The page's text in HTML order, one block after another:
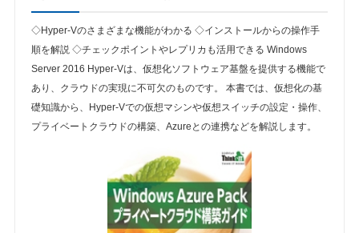
◇Hyper-Vのさまざまな機能がわかる ◇インストールからの操作手
順を解説 ◇チェックポイントやレプリカも活用できる Windows
Server 2016 Hyper-Vは、仮想化ソフトウェア基盤を提供する機能で
あり、クラウドの実現に不可欠のものです。 本書では、仮想化の基
礎知識から、Hyper-Vでの仮想マシンや仮想スイッチの設定・操作、
プライベートクラウドの構築、Azureとの連携などを解説します。